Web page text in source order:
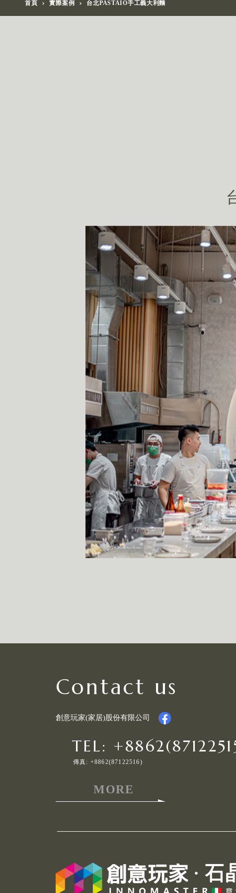
首頁 實際案例 台北PASTAIO手工義大利麵
Contact us
創意玩家(家居)股份有限公司
TEL:
傳真: +8862(87122516)
MORE